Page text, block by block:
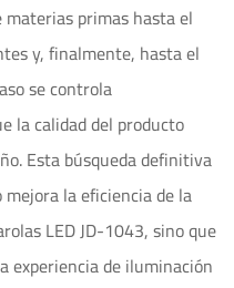
materias primas hasta el
y, finalmente, hasta el
se controla
la calidad del producto
Esta búsqueda definitiva
la eficiencia de la
LED JD-1043, sino que
experiencia de iluminación